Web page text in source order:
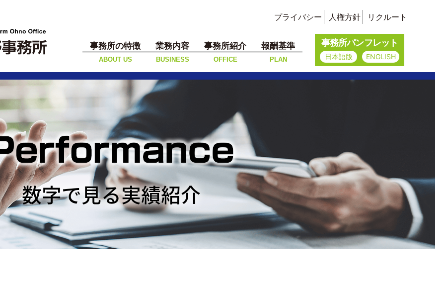
プライバシー 人権方針 リクルート
事務所の特徴
ABOUT US
業務内容
BUSINESS
事務所紹介
OFFICE
報酬基準
PLAN
事務所パンフレット
日本語版 ENGLISH
数字で見る実績紹介